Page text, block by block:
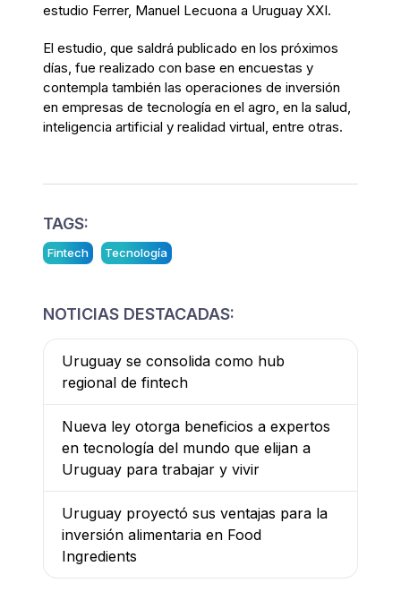
estudio Ferrer, Manuel Lecuona a Uruguay XXI.
El estudio, que saldrá publicado en los próximos
días, fue realizado con base en encuestas y
contempla también las operaciones de inversión
en empresas de tecnología en el agro, en la salud,
inteligencia artificial y realidad virtual, entre otras.
TAGS:
Fintech Tecnología
NOTICIAS DESTACADAS:
Uruguay se consolida como hub
regional de fintech
Nueva ley otorga beneficios a expertos
en tecnología del mundo que elijan a
Uruguay para trabajar y vivir
Uruguay proyectó sus ventajas para la
inversión alimentaria en Food
Ingredients